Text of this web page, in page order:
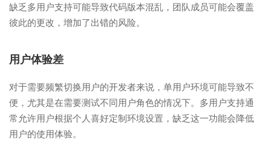
缺乏多用户支持可能导致代码版本混乱，团队成员可能会覆盖
彼此的更改，增加了出错的风险。
用户体验差
对于需要频繁切换用户的开发者来说，单用户环境可能导致不
便，尤其是在需要测试不同用户角色的情况下。多用户支持通
常允许用户根据个人喜好定制环境设置，缺乏这一功能会降低
用户的使用体验。